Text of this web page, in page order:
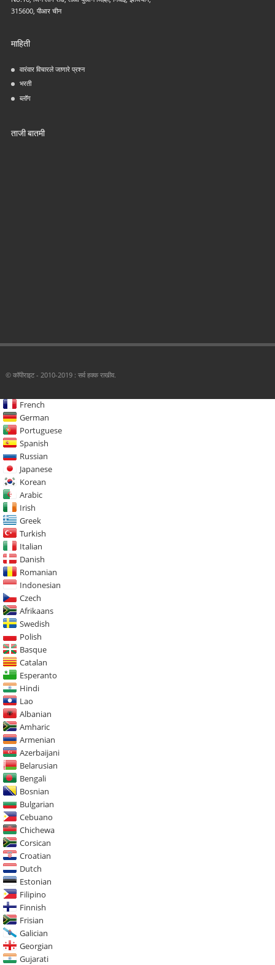
315600, पीआर चीन
माहिती
वारंवार विचारले जाणारे प्रश्न
भरती
ब्लॉग
ताजी बातमी
© कॉपीराइट - 2010-2019 : सर्व हक्क राखीव.
French
German
Portuguese
Spanish
Russian
Japanese
Korean
Arabic
Irish
Greek
Turkish
Italian
Danish
Romanian
Indonesian
Czech
Afrikaans
Swedish
Polish
Basque
Catalan
Esperanto
Hindi
Lao
Albanian
Amharic
Armenian
Azerbaijani
Belarusian
Bengali
Bosnian
Bulgarian
Cebuano
Chichewa
Corsican
Croatian
Dutch
Estonian
Filipino
Finnish
Frisian
Galician
Georgian
Gujarati